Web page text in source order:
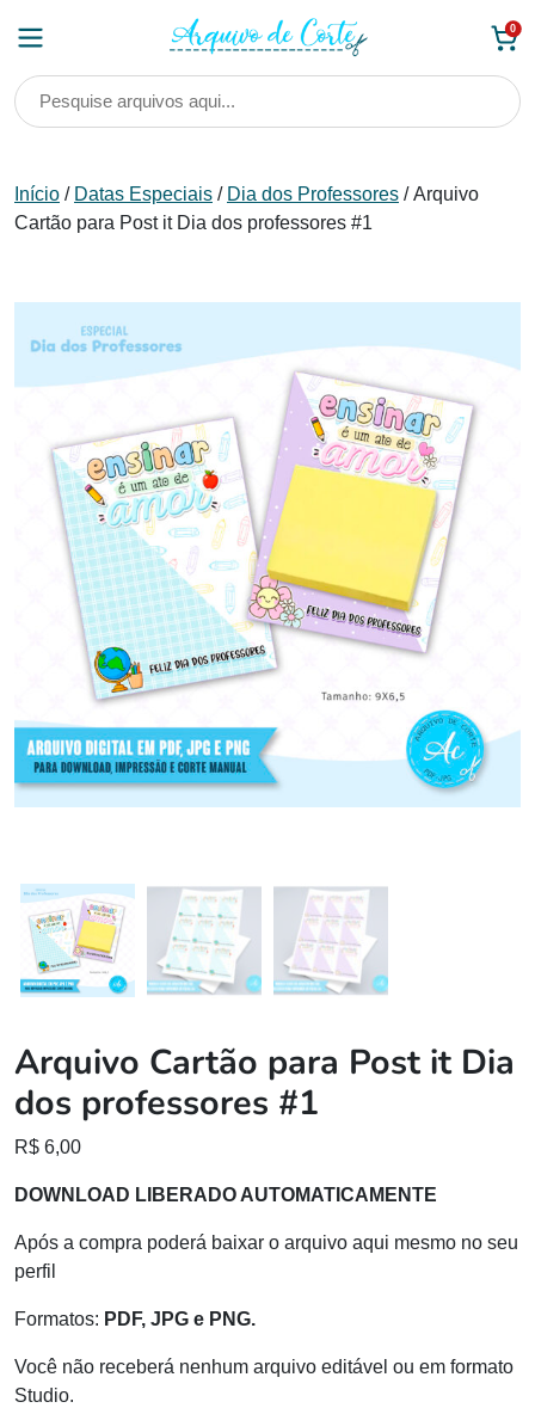
0
Início / Datas Especiais / Dia dos Professores / Arquivo
Cartão para Post it Dia dos professores #1
Arquivo Cartão para Post it Dia
dos professores #1
R$ 6,00
DOWNLOAD LIBERADO AUTOMATICAMENTE
Após a compra poderá baixar o arquivo aqui mesmo no seu
perfil
Formatos: PDF, JPG e PNG.
Você não receberá nenhum arquivo editável ou em formato
Studio.